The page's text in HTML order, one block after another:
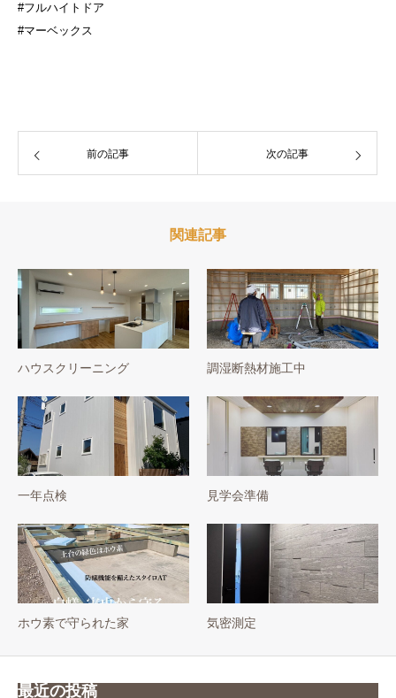
#フルハイトドア
#マーベックス
前の記事 次の記事
関連記事
ハウスクリーニング 調湿断熱材施工中
一年点検 見学会準備
ホウ素で守られた家 気密測定
最近の投稿